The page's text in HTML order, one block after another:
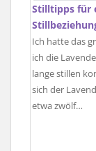
Stilltipps für
Ich hatte das
ich die
lange stillen
sich der
etwa zwölf…